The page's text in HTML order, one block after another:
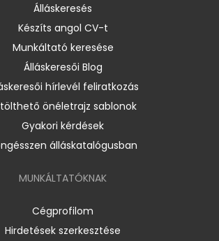
Álláskeresés
Készíts angol CV-t
Munkáltató keresése
Álláskeresői Blog
hírlevél feliratkozás
önéletrajz sablonok
Gyakori kérdések
álláskatalógusban
MUNKÁLTATÓKNAK
Cégprofilom
Hirdetések szerkesztése